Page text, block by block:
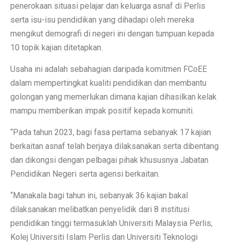
penerokaan situasi pelajar dan keluarga asnaf di Perlis
serta isu-isu pendidikan yang dihadapi oleh mereka
mengikut demografi di negeri ini dengan tumpuan kepada
10 topik kajian ditetapkan.
Usaha ini adalah sebahagian daripada komitmen FCoEE
dalam mempertingkat kualiti pendidikan dan membantu
golongan yang memerlukan dimana kajian dihasilkan kelak
mampu memberikan impak positif kepada komuniti.
“Pada tahun 2023, bagi fasa pertama sebanyak 17 kajian
berkaitan asnaf telah berjaya dilaksanakan serta dibentang
dan dikongsi dengan pelbagai pihak khususnya Jabatan
Pendidikan Negeri serta agensi berkaitan.
“Manakala bagi tahun ini, sebanyak 36 kajian bakal
dilaksanakan melibatkan penyelidik dari 8 institusi
pendidikan tinggi termasuklah Universiti Malaysia Perlis,
Kolej Universiti Islam Perlis dan Universiti Teknologi